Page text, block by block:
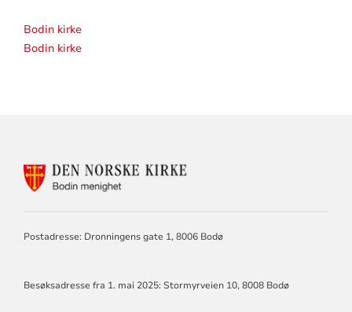
Bodin kirke
Bodin kirke
Postadresse: Dronningens gate 1, 8006 Bodø
Besøksadresse fra 1. mai 2025: Stormyrveien 10, 8008 Bodø